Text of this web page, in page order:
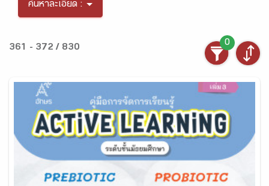
ค้นหาละเอียด :
361 - 372 / 830
0